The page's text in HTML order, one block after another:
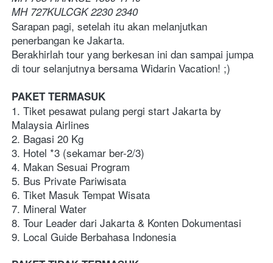
MH 727KULCGK 2230 2340
Sarapan pagi, setelah itu akan melanjutkan
penerbangan ke Jakarta.
Berakhirlah tour yang berkesan ini dan sampai jumpa
di tour selanjutnya bersama Widarin Vacation! ;)
PAKET TERMASUK
1. Tiket pesawat pulang pergi start Jakarta by
Malaysia Airlines
2. Bagasi 20 Kg
3. Hotel *3 (sekamar ber-2/3)
4. Makan Sesuai Program
5. Bus Private Pariwisata
6. Tiket Masuk Tempat Wisata
7. Mineral Water
8. Tour Leader dari Jakarta & Konten Dokumentasi
9. Local Guide Berbahasa Indonesia